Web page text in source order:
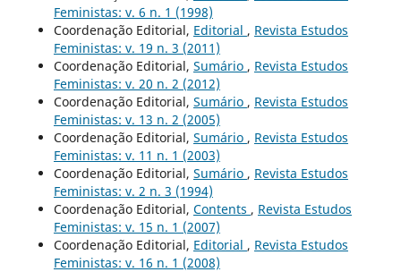
Feministas: v. 6 n. 1 (1998)
Coordenação Editorial, Editorial , Revista Estudos
Feministas: v. 19 n. 3 (2011)
Coordenação Editorial, Sumário , Revista Estudos
Feministas: v. 20 n. 2 (2012)
Coordenação Editorial, Sumário , Revista Estudos
Feministas: v. 13 n. 2 (2005)
Coordenação Editorial, Sumário , Revista Estudos
Feministas: v. 11 n. 1 (2003)
Coordenação Editorial, Sumário , Revista Estudos
Feministas: v. 2 n. 3 (1994)
Coordenação Editorial, Contents , Revista Estudos
Feministas: v. 15 n. 1 (2007)
Coordenação Editorial, Editorial , Revista Estudos
Feministas: v. 16 n. 1 (2008)